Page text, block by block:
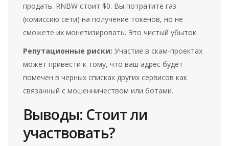
продать. RNBW стоит $0. Вы потратите газ
(комиссию сети) на получение токенов, но не
сможете их монетизировать. Это чистый убыток.
Репутационные риски: Участие в скам-проектах
может привести к тому, что ваш адрес будет
помечен в черных списках других сервисов как
связанный с мошенничеством или ботами.
Выводы: Стоит ли
участвовать?